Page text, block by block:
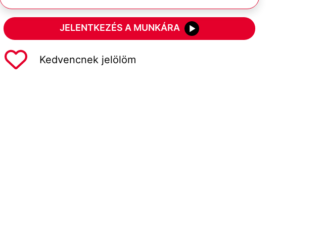
JELENTKEZÉS A MUNKÁRA
Kedvencnek jelölöm